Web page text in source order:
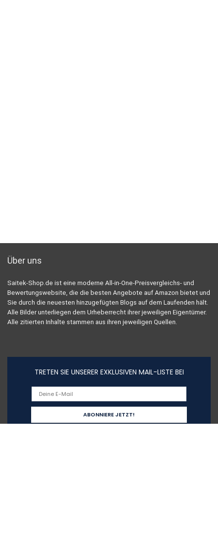
Über uns
Saitek-Shop.de ist eine moderne All-in-One-Preisvergleichs- und
Bewertungswebsite, die die besten Angebote auf Amazon bietet und
Sie durch die neuesten hinzugefügten Blogs auf dem Laufenden hält.
Alle Bilder unterliegen dem Urheberrecht ihrer jeweiligen Eigentümer.
Alle zitierten Inhalte stammen aus ihren jeweiligen Quellen.
TRETEN SIE UNSERER EXKLUSIVEN MAIL-LISTE BEI